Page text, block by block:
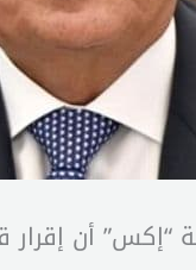
“إكس” أن إقرار